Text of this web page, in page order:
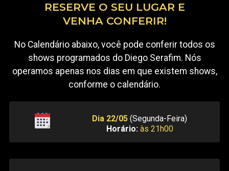
RESERVE O SEU LUGAR E
VENHA CONFERIR!
No Calendário abaixo, você pode conferir todos os
shows programados do Diego Serafim. Nós
operamos apenas nos dias em que existem shows,
conforme o calendário.
Dia 22/05 (Segunda-Feira)
Horário: às 21h00